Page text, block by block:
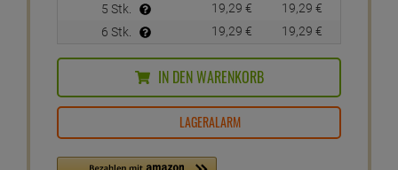
5 Stk.
19,29 € 19,29 €
6 Stk.
19,29 € 19,29 €
IN DEN WARENKORB
LAGERALARM